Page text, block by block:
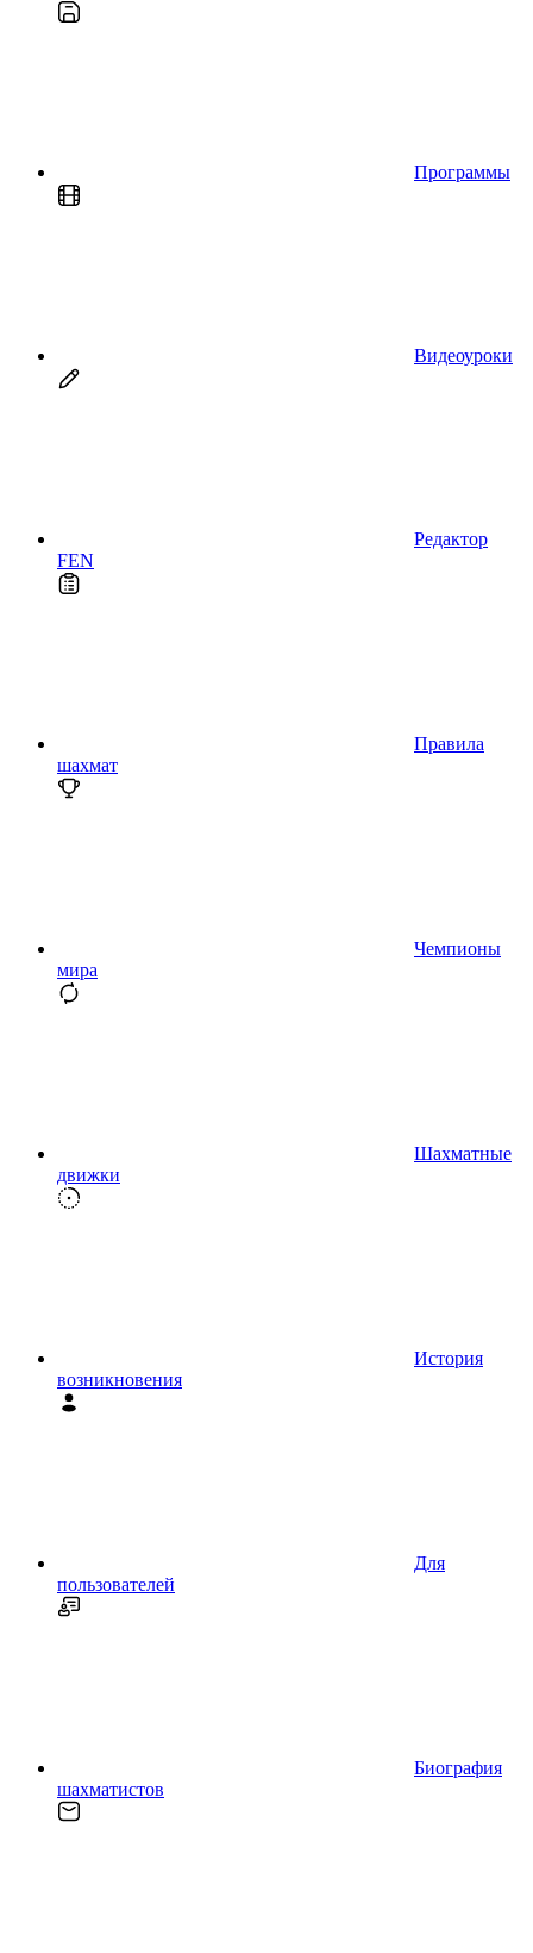
Программы
Видеоуроки
Редактор
FEN
Правила
шахмат
Чемпионы
мира
Шахматные
движки
История
возникновения
Для
пользователей
Биография
шахматистов